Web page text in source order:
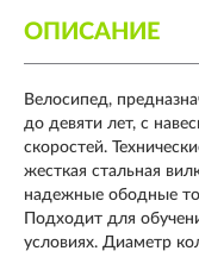
ОПИСАНИЕ
Велосипед,
до девяти лет, с
скоростей.
жесткая стальная
надежные ободные
Подходит для
условиях. Диаметр